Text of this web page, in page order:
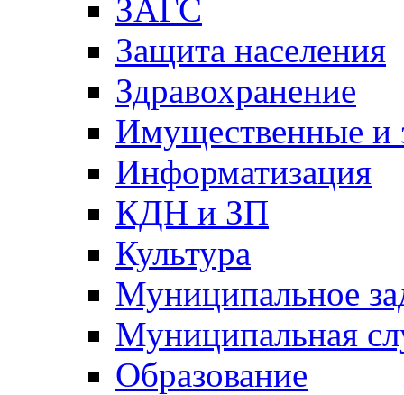
ЗАГС
Защита населения
Здравохранение
Имущественные и
Информатизация
КДН и ЗП
Культура
Муниципальное
Муниципальная
Образование